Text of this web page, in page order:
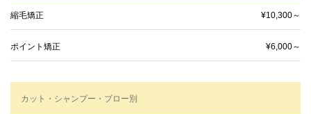
縮毛矯正 ¥10,300～
ポイント矯正 ¥6,000～
カット・シャンプー・ブロー別